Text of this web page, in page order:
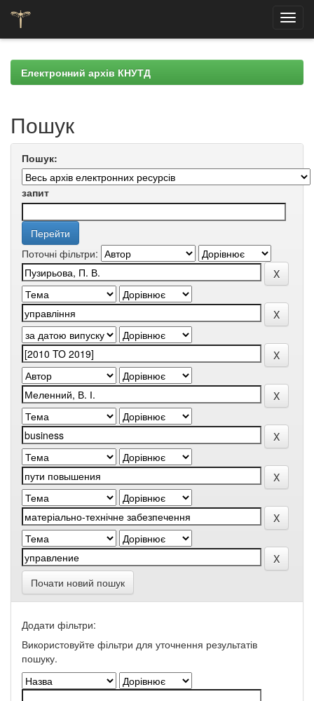
navigationЕлектронний архів КНУТД
Пошук
Пошук:
запит
Поточні фільтри:
Почати новий пошук
Додати фільтри:
Використовуйте фільтри для уточнення результатів
пошуку.